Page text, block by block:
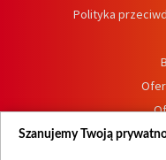
Polityka
Szanujemy Twoją